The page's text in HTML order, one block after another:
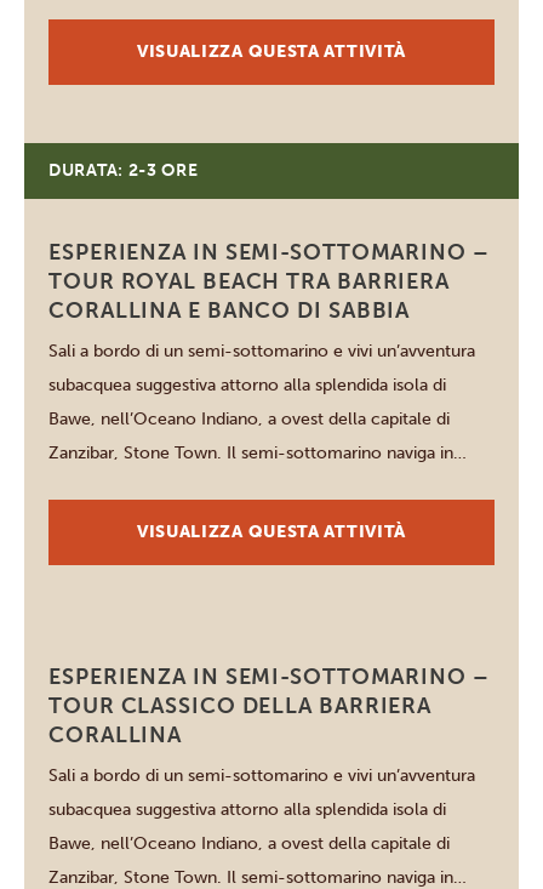
il fondale marino illuminato dalle luci LED
VISUALIZZA QUESTA ATTIVITÀ
DURATA: 2-3 ORE
ESPERIENZA IN SEMI-SOTTOMARINO –
TOUR ROYAL BEACH TRA BARRIERA
CORALLINA E BANCO DI SABBIA
Sali a bordo di un semi-sottomarino e vivi un’avventura
subacquea suggestiva attorno alla splendida isola di
Bawe, nell’Oceano Indiano, a ovest della capitale di
Zanzibar, Stone Town. Il semi-sottomarino naviga in
galleggiamento con finestre panoramiche sottomarine
VISUALIZZA QUESTA ATTIVITÀ
Zanzibar
ESPERIENZA IN SEMI-SOTTOMARINO –
TOUR CLASSICO DELLA BARRIERA
CORALLINA
Sali a bordo di un semi-sottomarino e vivi un’avventura
subacquea suggestiva attorno alla splendida isola di
Bawe, nell’Oceano Indiano, a ovest della capitale di
Zanzibar, Stone Town. Il semi-sottomarino naviga in